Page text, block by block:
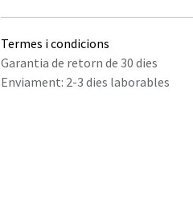
Termes i condicions
Garantia de retorn de 30 dies
Enviament: 2-3 dies laborables